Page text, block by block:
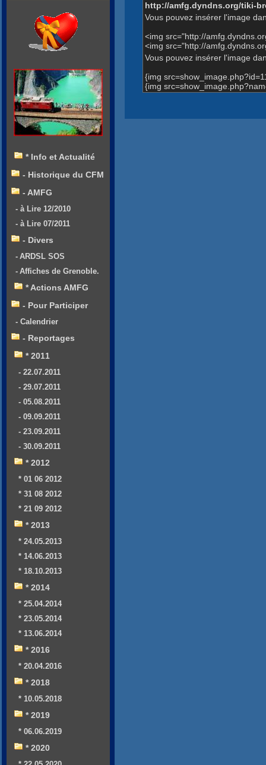
http://amfg.dyndns.org/tiki-
Vous pouvez insérer l'image
<img src="http://
<img src="http://
Vous pouvez insérer l'image
{img
{img
* Info et Actualité
- Historique du CFM
- AMFG
- à Lire 12/2010
- à Lire 07/2011
- Divers
- ARDSL SOS
- Affiches de Grenoble.
* Actions AMFG
- Pour Participer
- Calendrier
- Reportages
* 2011
- 22.07.2011
- 29.07.2011
- 05.08.2011
- 09.09.2011
- 23.09.2011
- 30.09.2011
* 2012
* 01 06 2012
* 31 08 2012
* 21 09 2012
* 2013
* 24.05.2013
* 14.06.2013
* 18.10.2013
* 2014
* 25.04.2014
* 23.05.2014
* 13.06.2014
* 2016
* 20.04.2016
* 2018
* 10.05.2018
* 2019
* 06.06.2019
* 2020